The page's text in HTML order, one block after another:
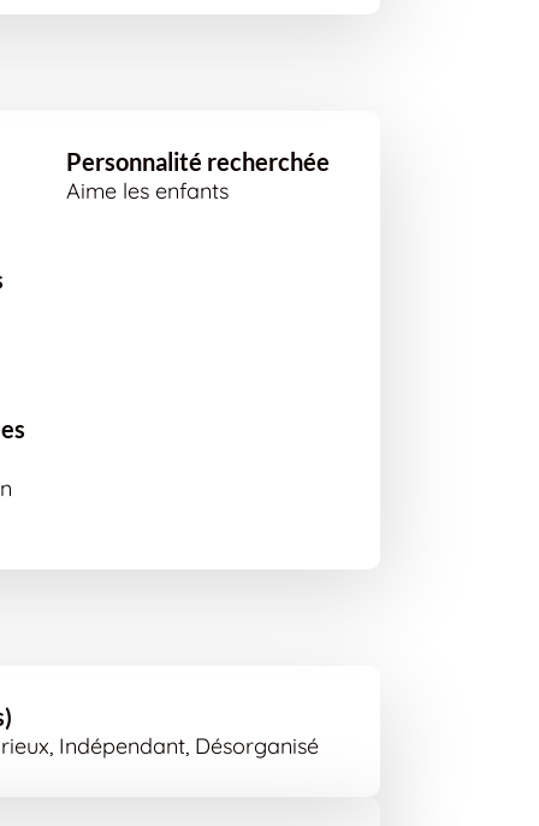
Personnalité recherchée
Aime les enfants
Indépendant, Désorganisé